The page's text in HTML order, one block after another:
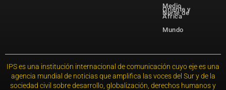
Medio
Oriente y
Norte de
África
Mundo
IPS es una institución internacional de comunicación cuyo eje es una
agencia mundial de noticias que amplifica las voces del Sur y de la
sociedad civil sobre desarrollo, globalización, derechos humanos y